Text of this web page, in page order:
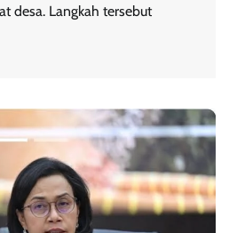
desa. Langkah tersebut